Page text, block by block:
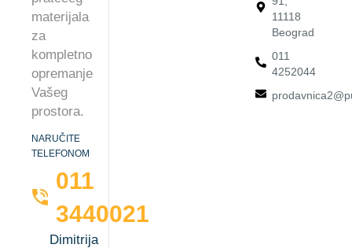
materijala
za
kompletno
opremanje
Vašeg
prostora.
NARUČITE
TELEFONOM
011
3440021
Dimitrija
11118
Beograd
011
4252044